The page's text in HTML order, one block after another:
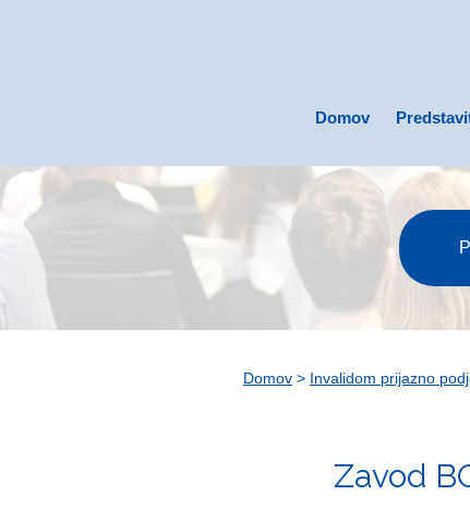
Domov
Domov > Invalidom prijazno
Zavod